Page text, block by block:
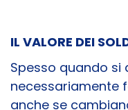
IL VALORE DEI
Spesso quando si
necessariamente
anche se